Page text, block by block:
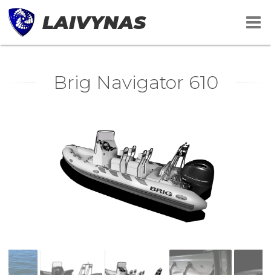
LAIVYNAS
Brig Navigator 610